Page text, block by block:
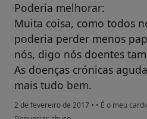
Poderia melhorar:
Muita coisa, como todos
poderia perder menos
nós, digo nós doentes
As doenças crónicas
mais tudo bem.
2 de fevereiro de 2017 • • É o meu
na opinião do utilizador Conta eliminada